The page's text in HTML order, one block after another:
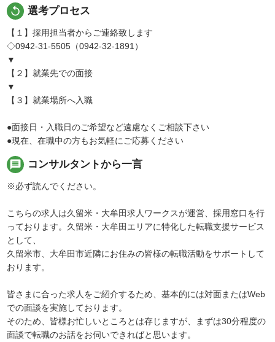
replay 選考プロセス
【１】採用担当者からご連絡致します
◇0942-31-5505（0942-32-1891）
▼
【２】就業先での面接
▼
【３】就業場所へ入職
●面接日・入職日のご希望など遠慮なくご相談下さい
●現在、在職中の方もお気軽にご応募ください
message コンサルタントから一言
※必ず読んでください。
こちらの求人は久留米・大牟田求人ワークスが運営、採用窓口を行
っております。久留米・大牟田エリアに特化した転職支援サービス
として、
久留米市、大牟田市近隣にお住みの皆様の転職活動をサポートして
おります。
皆さまに合った求人をご紹介するため、基本的には対面またはWeb
での面談を実施しております。
そのため、皆様お忙しいところとは存じますが、まずは30分程度の
面談で転職のお話をお伺いできればと思います。